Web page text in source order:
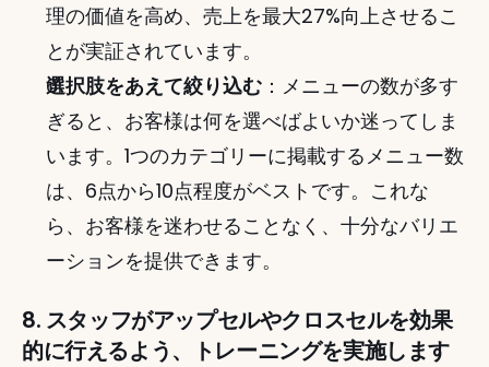
理の価値を高め、売上を最大27%向上させるこ
とが実証されています。
選択肢をあえて絞り込む ：メニューの数が多す
ぎると、お客様は何を選べばよいか迷ってしま
います。1つのカテゴリーに掲載するメニュー数
は、6点から10点程度がベストです。これな
ら、お客様を迷わせることなく、十分なバリエ
ーションを提供できます。
8. スタッフがアップセルやクロスセルを効果
的に行えるよう、トレーニングを実施します